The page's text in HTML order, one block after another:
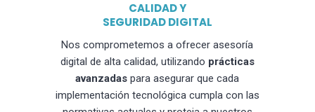
CALIDAD Y
SEGURIDAD DIGITAL
Nos comprometemos a ofrecer asesoría
digital de alta calidad, utilizando prácticas
avanzadas para asegurar que cada
implementación tecnológica cumpla con las